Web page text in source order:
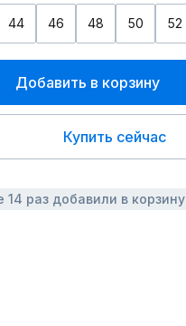
44 46 48 50 52
Добавить в корзину
Купить сейчас
14 раз добавили в корзину